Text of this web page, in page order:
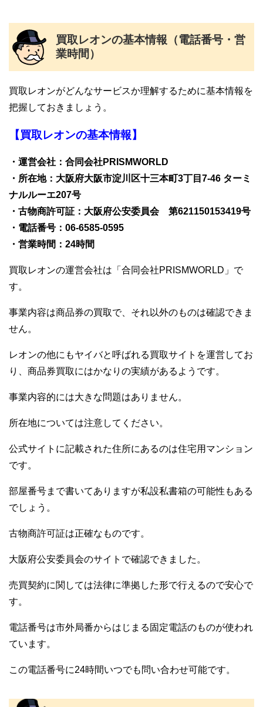
買取レオンの基本情報（電話番号・営
業時間）
買取レオンがどんなサービスか理解するために基本情報を
把握しておきましょう。
【買取レオンの基本情報】
・運営会社：合同会社PRISMWORLD
・所在地：大阪府大阪市淀川区十三本町3丁目7-46 ターミ
ナルルーエ207号
・古物商許可証：大阪府公安委員会 第621150153419号
・電話番号：06-6585-0595
・営業時間：24時間
買取レオンの運営会社は「合同会社PRISMWORLD」で
す。
事業内容は商品券の買取で、それ以外のものは確認できま
せん。
レオンの他にもヤイバと呼ばれる買取サイトを運営してお
り、商品券買取にはかなりの実績があるようです。
事業内容的には大きな問題はありません。
所在地については注意してください。
公式サイトに記載された住所にあるのは住宅用マンション
です。
部屋番号まで書いてありますが私設私書箱の可能性もある
でしょう。
古物商許可証は正確なものです。
大阪府公安委員会のサイトで確認できました。
売買契約に関しては法律に準拠した形で行えるので安心で
す。
電話番号は市外局番からはじまる固定電話のものが使われ
ています。
この電話番号に24時間いつでも問い合わせ可能です。